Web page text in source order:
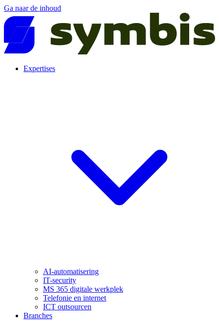
Ga naar de inhoud
Expertises
AI-automatisering
IT-security
MS 365 digitale werkplek
Telefonie en internet
ICT outsourcen
Branches